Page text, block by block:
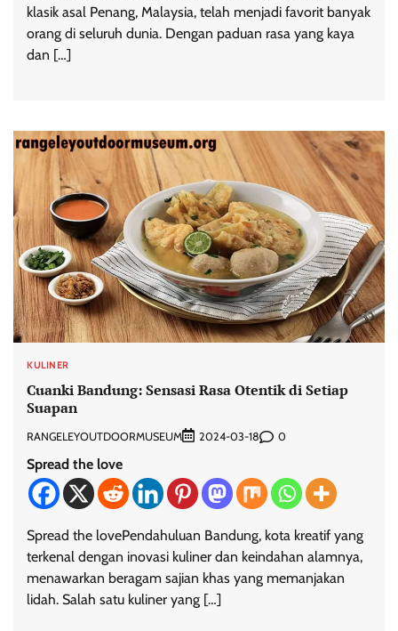
klasik asal Penang, Malaysia, telah menjadi favorit banyak
orang di seluruh dunia. Dengan paduan rasa yang kaya
dan […]
KULINER
Cuanki Bandung: Sensasi Rasa Otentik di Setiap
Suapan
RANGELEYOUTDOORMUSEUM 2024-03-18 0
Spread the love
Spread the lovePendahuluan Bandung, kota kreatif yang
terkenal dengan inovasi kuliner dan keindahan alamnya,
menawarkan beragam sajian khas yang memanjakan
lidah. Salah satu kuliner yang […]